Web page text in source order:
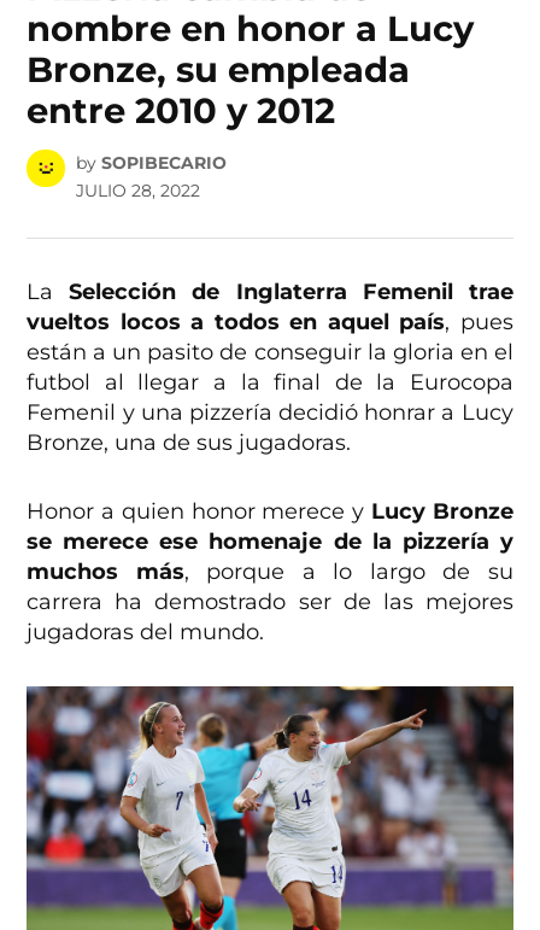
nombre en honor a Lucy
Bronze, su empleada
entre 2010 y 2012
by SOPIBECARIO
JULIO 28, 2022
LaSelección de Inglaterra Femenil trae
vueltos locos a todos en aquel país, pues
están a un pasito de conseguir la gloria en el
futbol al llegar a la final de la Eurocopa
Femenil y una pizzería decidió honrar a Lucy
Bronze, una de sus jugadoras.
Honor a quien honor merece y Lucy Bronze
se merece ese homenaje de la pizzería y
muchos más, porque a lo largo de su
carrera ha demostrado ser de las mejores
jugadoras del mundo.